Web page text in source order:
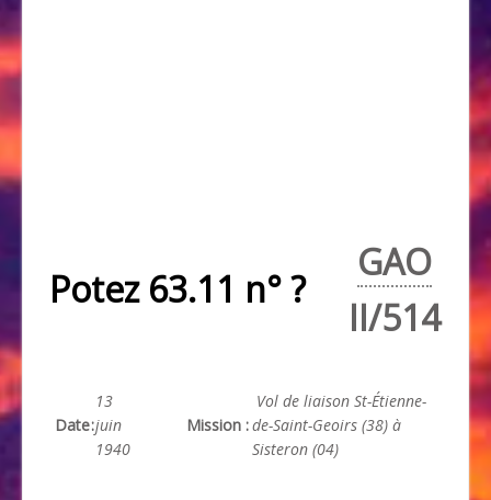
Potez 63.11 n° ?
GAO
II/514
Date:
13
juin
1940
Mission :
Vol de liaison St-Étienne-
de-Saint-Geoirs (38) à
Sisteron (04)